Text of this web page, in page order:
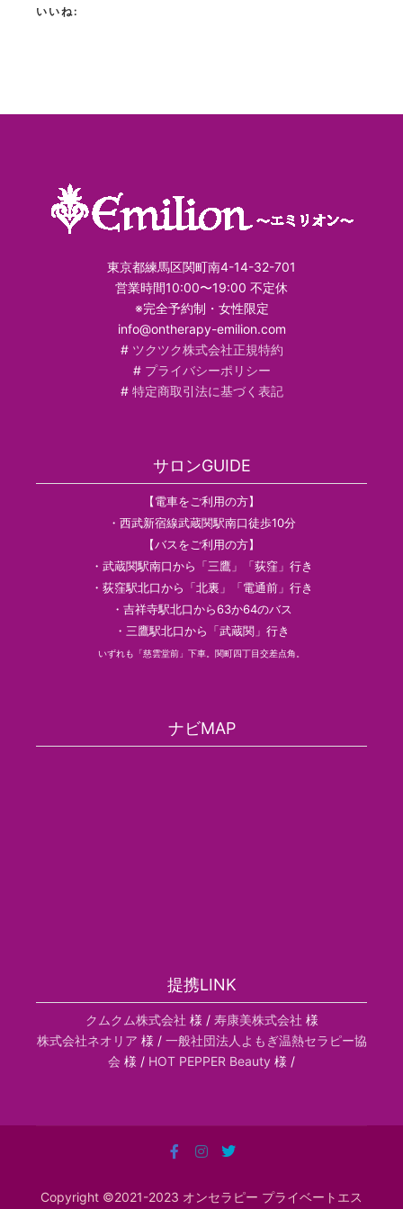
いいね:
東京都練馬区関町南4-14-32-701
営業時間10:00〜19:00 不定休
※完全予約制・女性限定
info@ontherapy-emilion.com
# ツクツク株式会社正規特約
# プライバシーポリシー
# 特定商取引法に基づく表記
サロンGUIDE
【電車をご利用の方】
・西武新宿線武蔵関駅南口徒歩10分
【バスをご利用の方】
・武蔵関駅南口から「三鷹」「荻窪」行き
・荻窪駅北口から「北裏」「電通前」行き
・吉祥寺駅北口から63か64のバス
・三鷹駅北口から「武蔵関」行き
いずれも「慈雲堂前」下車。関町四丁目交差点角。
ナビMAP
提携LINK
クムクム株式会社 様 / 寿康美株式会社 様
株式会社ネオリア 様 / 一般社団法人よもぎ温熱セラピー協
会 様 / HOT PEPPER Beauty 様 /
Copyright ©2021-2023 オンセラピー プライベートエス